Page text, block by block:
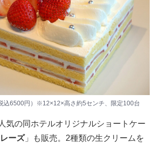
込6500円）※12×12×高さ約5センチ、限定100台
気の同ホテルオリジナルショートケー
ーズ」も販売。2種類の生クリームを